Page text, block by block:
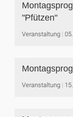
"Pfützen"
Veranstaltung
Veranstaltung